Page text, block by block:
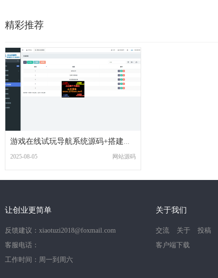
精彩推荐
2025-08-05 网站源码
让创业更简单
反馈建议：xiaotuzi2018@foxmail.com
客服电话：
工作时间：周一到周六
关于我们
交流 关于
投稿
客户端下载